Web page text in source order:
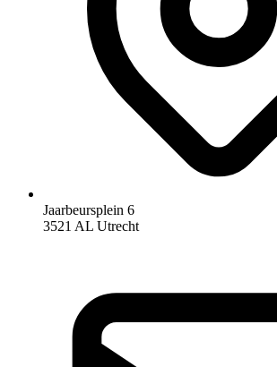
Jaarbeursplein 6
3521 AL Utrecht